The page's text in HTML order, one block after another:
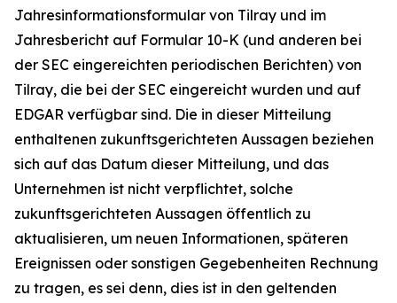
Jahresinformationsformular von Tilray und im
Jahresbericht auf Formular 10-K (und anderen bei
der SEC eingereichten periodischen Berichten) von
Tilray, die bei der SEC eingereicht wurden und auf
EDGAR verfügbar sind. Die in dieser Mitteilung
enthaltenen zukunftsgerichteten Aussagen beziehen
sich auf das Datum dieser Mitteilung, und das
Unternehmen ist nicht verpflichtet, solche
zukunftsgerichteten Aussagen öffentlich zu
aktualisieren, um neuen Informationen, späteren
Ereignissen oder sonstigen Gegebenheiten Rechnung
zu tragen, es sei denn, dies ist in den geltenden